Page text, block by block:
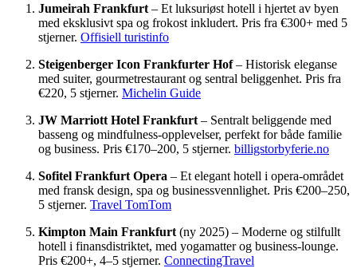
Jumeirah Frankfurt – Et luksuriøst hotell i hjertet av byen
med eksklusivt spa og frokost inkludert. Pris fra €300+ med 5
stjerner. Offisiell turistinfo
Steigenberger Icon Frankfurter Hof– Historisk eleganse
med suiter, gourmetrestaurant og sentral beliggenhet. Pris fra
€220, 5 stjerner. Michelin Guide
JW Marriott Hotel Frankfurt – Sentralt beliggende med
basseng og mindfulness-opplevelser, perfekt for både familie
og business. Pris €170–200, 5 stjerner. billigstorbyferie.no
Sofitel Frankfurt Opera – Et elegant hotell i opera-området
med fransk design, spa og businessvennlighet. Pris €200–250,
5 stjerner. Travel TomTom
Kimpton Main Frankfurt (ny 2025) – Moderne og stilfullt
hotell i finansdistriktet, med yogamatter og business-lounge.
Pris €200+, 4–5 stjerner. ConnectingTravel